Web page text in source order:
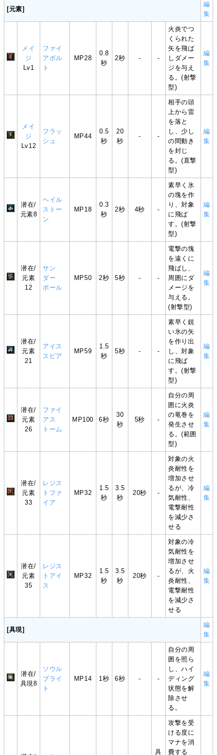
[元素]
編
集
メイ
ジ
Lv1
ファイ
アボル
ト
MP28
0.8
秒
2秒 - -
火炎でつ
くられた
矢を飛ば
しダメー
ジを与え
る。(射撃
型)
編
集
メイ
ジ
Lv12
フラッ
シュ
MP44
0.5
秒
20
秒
- -
相手の頭
上から雷
を落と
し、少し
の間動き
を封じ
る。(直撃
型)
編
集
潜在/
元素8
ヘイル
ストー
ン
MP18
0.3
秒
2秒 4秒 -
素早く氷
の塊を作
り、対象
に飛ば
す。(射撃
型)
編
集
潜在/
元素
12
サン
ダー
ボール
MP50 2秒 5秒 - -
電撃の塊
を遠くに
飛ばし、
周囲にダ
メージを
与える。
(射撃型)
編
集
潜在/
元素
21
アイス
スピア
MP59
1.5
秒
5秒 - -
素早く鋭
い氷の矢
を作り出
し、対象
に飛ば
す。(射撃
型)
編
集
潜在/
元素
26
ファイ
アス
トーム
MP100 6秒
30
秒
5秒 -
自分の周
囲に火炎
の竜巻を
発生させ
る。(範囲
型)
編
集
潜在/
元素
33
レジス
トファ
イア
MP32
1.5
秒
3.5
秒
20秒 -
対象の火
炎耐性を
増加させ
るが、冷
気耐性、
電撃耐性
を減少さ
せる
編
集
潜在/
元素
35
レジス
トアイ
ス
MP32
1.5
秒
3.5
秒
20秒 -
対象の冷
気耐性を
増加させ
るが、火
炎耐性、
電撃耐性
を減少さ
せる
編
集
[具現]
編
集
潜在/
具現8
ソウル
ブライ
ト
MP14 1秒 6秒 - -
自分の周
囲を照ら
し、ハイ
ディング
状態を解
除させ
る。
編
集
具
攻撃を受
ける度に
マナを消
費する